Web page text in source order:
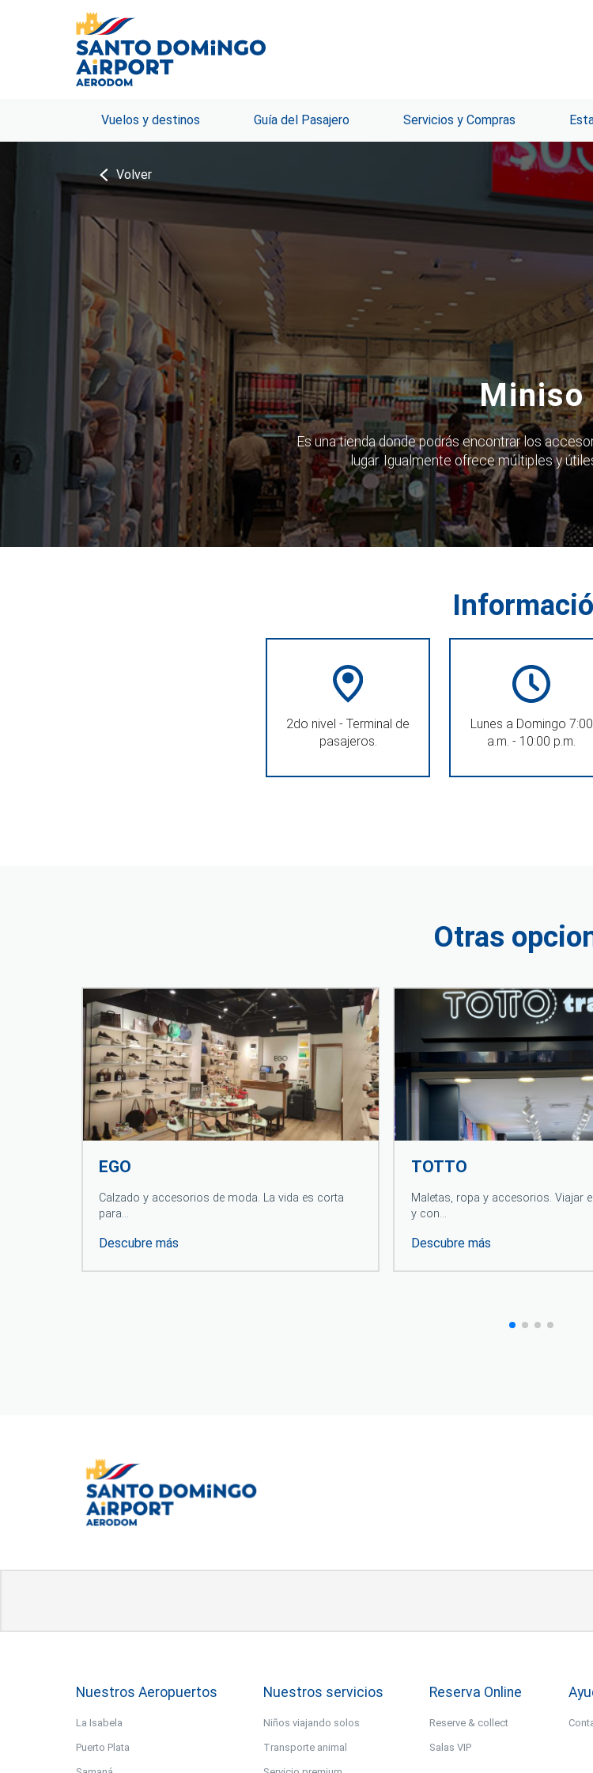
Vuelos y destinos Guía del Pasajero Servicios y Compras
Volver
Miniso
Es una tienda donde podrás encontrar los
lugar. Igualmente ofrece múltiples y
2do nivel - Terminal de
pasajeros.
Lunes a Domingo 7:00
a.m. - 10:00 p.m.
Otras
EGO
Calzado y accesorios de moda. La vida es corta
para…
Descubre más
TOTTO
Maletas, ropa y accesorios. Viajar
y con…
Descubre más
Nuestros Aeropuertos
La Isabela
Puerto Plata
Nuestros servicios
Niños viajando solos
Transporte animal
Reserva Online
Reserve & collect
Salas VIP